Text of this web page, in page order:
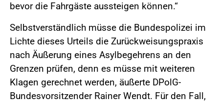
bevor die Fahrgäste aussteigen können.“
Selbstverständlich müsse die Bundespolizei im
Lichte dieses Urteils die Zurückweisungspraxis
nach Äußerung eines Asylbegehrens an den
Grenzen prüfen, denn es müsse mit weiteren
Klagen gerechnet werden, äußerte DPolG-
Bundesvorsitzender Rainer Wendt. Für den Fall,